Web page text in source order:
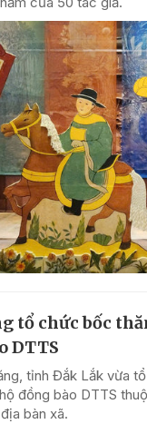
tổ chức bốc
DTTS
tỉnh Đắk Lắk vừa
đồng bào DTTS
bàn xã.